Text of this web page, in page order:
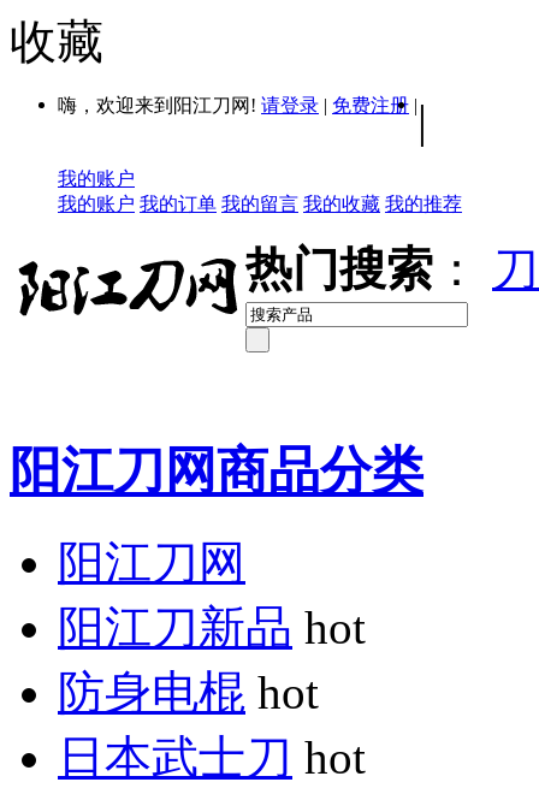
收藏
嗨，欢迎来到阳江刀网! 请登录 | 免费注册 | |
我的账户
我的账户 我的订单 我的留言 我的收藏 我的推荐
热门搜索 ：
阳江刀网商品分类
阳江刀网
阳江刀新品 hot
防身电棍 hot
日本武士刀 hot